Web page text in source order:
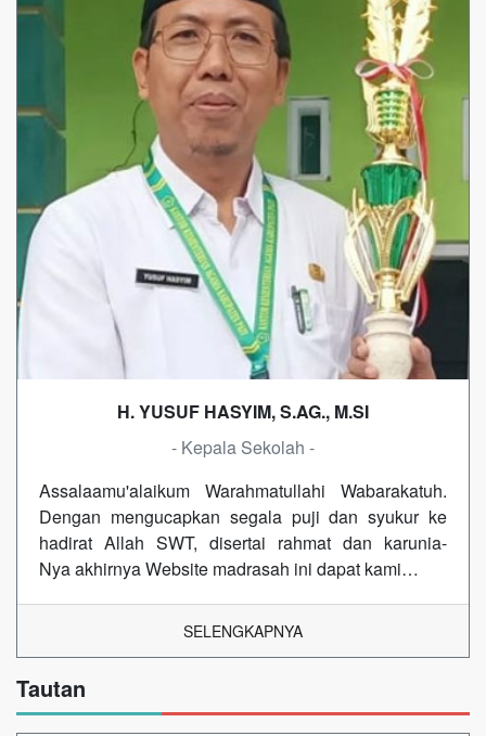
H. YUSUF HASYIM, S.AG., M.SI
- Kepala Sekolah -
Assalaamu'alaikum Warahmatullahi Wabarakatuh.
Dengan mengucapkan segala puji dan syukur ke
hadirat Allah SWT, disertai rahmat dan karunia-
Nya akhirnya Website madrasah ini dapat kami…
SELENGKAPNYA
Tautan